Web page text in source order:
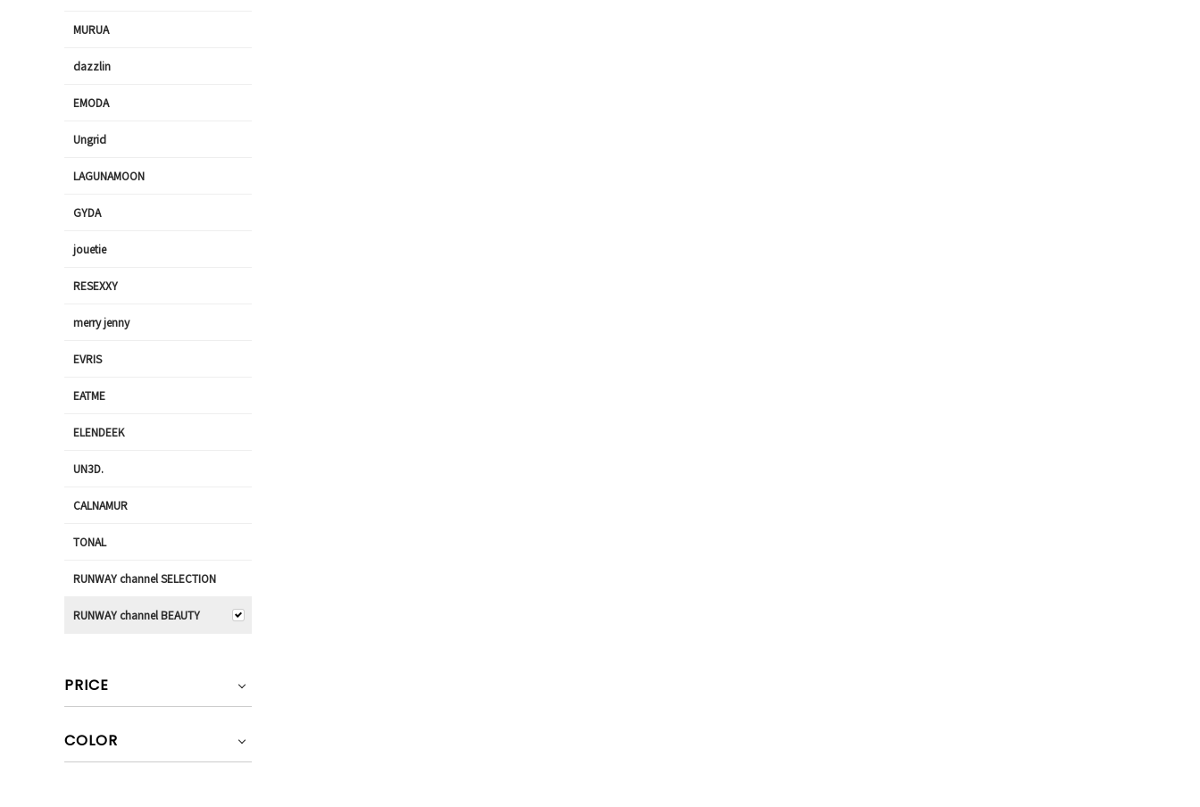
MURUA
dazzlin
EMODA
Ungrid
LAGUNAMOON
GYDA
jouetie
RESEXXY
merry jenny
EVRIS
EATME
ELENDEEK
UN3D.
CALNAMUR
TONAL
RUNWAY channel SELECTION
RUNWAY channel BEAUTY
PRICE
COLOR